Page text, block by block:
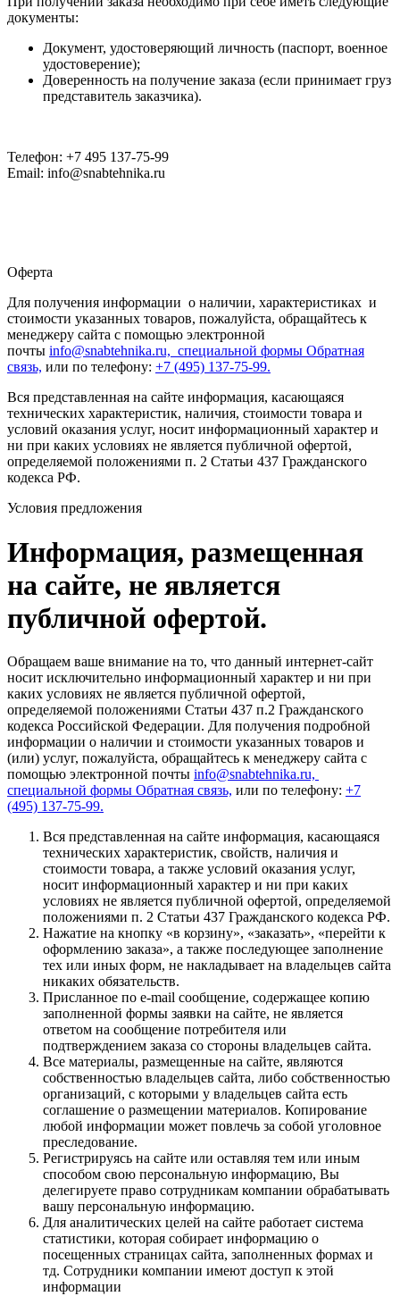
документы:
Документ, удостоверяющий личность (паспорт, военное
удостоверение);
Доверенность на получение заказа (если принимает груз
представитель заказчика).
Телефон: +7 495 137-75-99
Email: info@snabtehnika.ru
Оферта
Для получения информации о наличии, характеристиках и
стоимости указанных товаров, пожалуйста, обращайтесь к
менеджеру сайта с помощью электронной
почты info@snabtehnika.ru, специальной формы Обратная
связь, или по телефону: +7 (495) 137-75-99.
Вся представленная на сайте информация, касающаяся
технических характеристик, наличия, стоимости товара и
условий оказания услуг, носит информационный характер и
ни при каких условиях не является публичной офертой,
определяемой положениями п. 2 Статьи 437 Гражданского
кодекса РФ.
Условия предложения
Информация, размещенная
на сайте, не является
публичной офертой.
Обращаем ваше внимание на то, что данный интернет-сайт
носит исключительно информационный характер и ни при
каких условиях не является публичной офертой,
определяемой положениями Статьи 437 п.2 Гражданского
кодекса Российской Федерации. Для получения подробной
информации о наличии и стоимости указанных товаров и
(или) услуг, пожалуйста, обращайтесь к менеджеру сайта с
помощью электронной почты info@snabtehnika.ru,
специальной формы Обратная связь, или по телефону: +7
(495) 137-75-99.
Вся представленная на сайте информация, касающаяся
технических характеристик, свойств, наличия и
стоимости товара, а также условий оказания услуг,
носит информационный характер и ни при каких
условиях не является публичной офертой, определяемой
положениями п. 2 Статьи 437 Гражданского кодекса РФ.
Нажатие на кнопку «в корзину», «заказать», «перейти к
оформлению заказа», а также последующее заполнение
тех или иных форм, не накладывает на владельцев сайта
никаких обязательств.
Присланное по e-mail сообщение, содержащее копию
заполненной формы заявки на сайте, не является
ответом на сообщение потребителя или
подтверждением заказа со стороны владельцев сайта.
Все материалы, размещенные на сайте, являются
собственностью владельцев сайта, либо собственностью
организаций, с которыми у владельцев сайта есть
соглашение о размещении материалов. Копирование
любой информации может повлечь за собой уголовное
преследование.
Регистрируясь на сайте или оставляя тем или иным
способом свою персональную информацию, Вы
делегируете право сотрудникам компании обрабатывать
вашу персональную информацию.
Для аналитических целей на сайте работает система
статистики, которая собирает информацию о
посещенных страницах сайта, заполненных формах и
тд. Сотрудники компании имеют доступ к этой
информации